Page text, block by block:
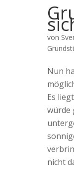
von
Nun
Es
würde
nicht